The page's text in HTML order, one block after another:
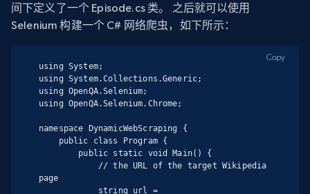
间下定义了一个 Episode.cs类。 之后就可以使用
Selenium 构建一个 C# 网络爬虫，如下所示：
using System;
using System.Collections.Generic;
using OpenQA.Selenium;
using OpenQA.Selenium.Chrome;
namespace DynamicWebScraping {
page
Copy